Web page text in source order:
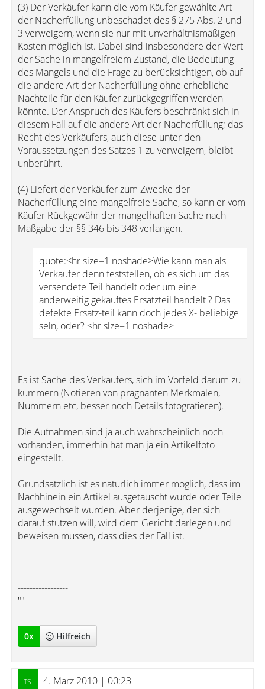
(3) Der Verkäufer kann die vom Käufer gewählte Art
der Nacherfüllung unbeschadet des § 275 Abs. 2 und
3 verweigern, wenn sie nur mit unverhältnismäßigen
Kosten möglich ist. Dabei sind insbesondere der Wert
der Sache in mangelfreiem Zustand, die Bedeutung
des Mangels und die Frage zu berücksichtigen, ob auf
die andere Art der Nacherfüllung ohne erhebliche
Nachteile für den Käufer zurückgegriffen werden
könnte. Der Anspruch des Käufers beschränkt sich in
diesem Fall auf die andere Art der Nacherfüllung; das
Recht des Verkäufers, auch diese unter den
Voraussetzungen des Satzes 1 zu verweigern, bleibt
unberührt.
(4) Liefert der Verkäufer zum Zwecke der
Nacherfüllung eine mangelfreie Sache, so kann er vom
Käufer Rückgewähr der mangelhaften Sache nach
Maßgabe der §§ 346 bis 348 verlangen.
quote:<hr size=1 noshade>Wie kann man als
Verkäufer denn feststellen, ob es sich um das
versendete Teil handelt oder um eine
anderweitig gekauftes Ersatzteil handelt ? Das
defekte Ersatz-teil kann doch jedes X- beliebige
sein, oder? <hr size=1 noshade>
Es ist Sache des Verkäufers, sich im Vorfeld darum zu
kümmern (Notieren von prägnanten Merkmalen,
Nummern etc, besser noch Details fotografieren).
Die Aufnahmen sind ja auch wahrscheinlich noch
vorhanden, immerhin hat man ja ein Artikelfoto
eingestellt.
Grundsätzlich ist es natürlich immer möglich, dass im
Nachhinein ein Artikel ausgetauscht wurde oder Teile
ausgewechselt wurden. Aber derjenige, der sich
darauf stützen will, wird dem Gericht darlegen und
beweisen müssen, dass dies der Fall ist.
-----------------
""
0x Hilfreich
4. März 2010 | 00:23